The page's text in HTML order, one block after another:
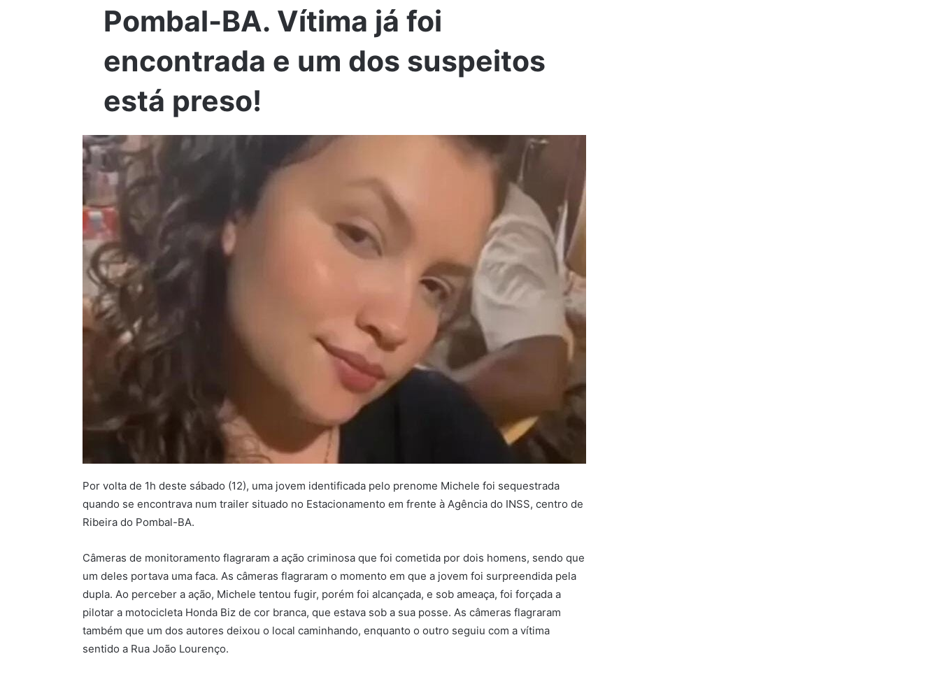
Pombal-BA. Vítima já foi
encontrada e um dos suspeitos
está preso!
Por volta de 1h deste sábado (12), uma jovem identificada pelo prenome Michele foi sequestrada
quando se encontrava num trailer situado no Estacionamento em frente à Agência do INSS, centro de
Ribeira do Pombal-BA.
Câmeras de monitoramento flagraram a ação criminosa que foi cometida por dois homens, sendo que
um deles portava uma faca. As câmeras flagraram o momento em que a jovem foi surpreendida pela
dupla. Ao perceber a ação, Michele tentou fugir, porém foi alcançada, e sob ameaça, foi forçada a
pilotar a motocicleta Honda Biz de cor branca, que estava sob a sua posse. As câmeras flagraram
também que um dos autores deixou o local caminhando, enquanto o outro seguiu com a vítima
sentido a Rua João Lourenço.